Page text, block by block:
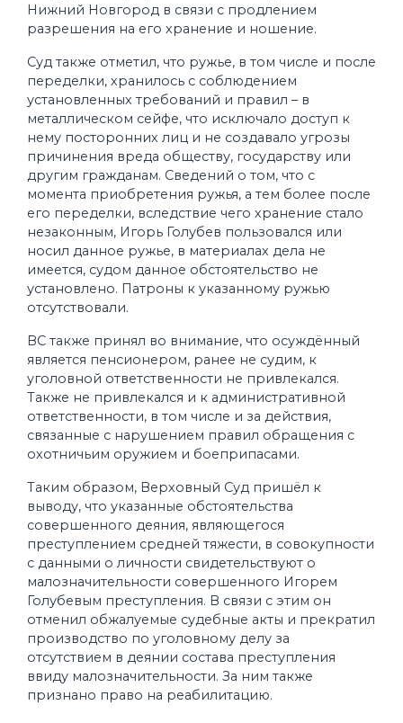
Нижний Новгород в связи с продлением
разрешения на его хранение и ношение.
Суд также отметил, что ружье, в том числе и после
переделки, хранилось с соблюдением
установленных требований и правил – в
металлическом сейфе, что исключало доступ к
нему посторонних лиц и не создавало угрозы
причинения вреда обществу, государству или
другим гражданам. Сведений о том, что с
момента приобретения ружья, а тем более после
его переделки, вследствие чего хранение стало
незаконным, Игорь Голубев пользовался или
носил данное ружье, в материалах дела не
имеется, судом данное обстоятельство не
установлено. Патроны к указанному ружью
отсутствовали.
ВС также принял во внимание, что осуждённый
является пенсионером, ранее не судим, к
уголовной ответственности не привлекался.
Также не привлекался и к административной
ответственности, в том числе и за действия,
связанные с нарушением правил обращения с
охотничьим оружием и боеприпасами.
Таким образом, Верховный Суд пришёл к
выводу, что указанные обстоятельства
совершенного деяния, являющегося
преступлением средней тяжести, в совокупности
с данными о личности свидетельствуют о
малозначительности совершенного Игорем
Голубевым преступления. В связи с этим он
отменил обжалуемые судебные акты и прекратил
производство по уголовному делу за
отсутствием в деянии состава преступления
ввиду малозначительности. За ним также
признано право на реабилитацию.